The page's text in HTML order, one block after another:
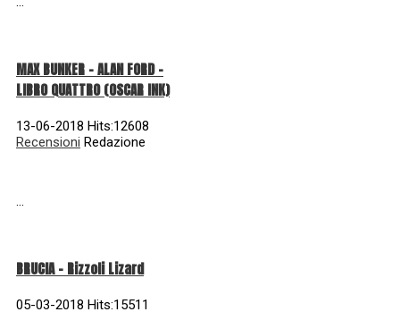
MAX BUNKER – ALAN FORD –
LIBRO QUATTRO (OSCAR INK)
13-06-2018 Hits:12608
Recensioni Redazione
...
BRUCIA - Rizzoli Lizard
05-03-2018 Hits:15511